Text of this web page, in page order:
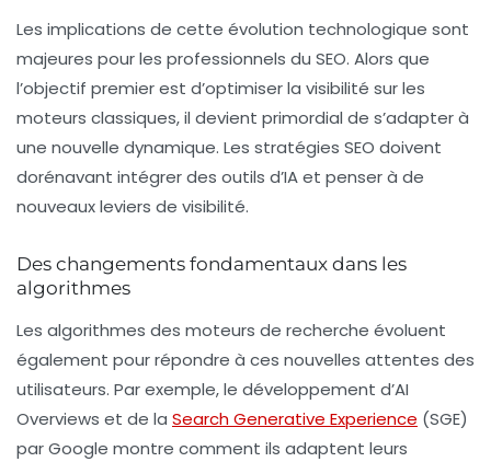
Les implications de cette évolution technologique sont
majeures pour les professionnels du SEO. Alors que
l’objectif premier est d’optimiser la visibilité sur les
moteurs classiques, il devient primordial de s’adapter à
une nouvelle dynamique. Les stratégies SEO doivent
dorénavant intégrer des outils d’IA et penser à de
nouveaux leviers de visibilité.
Des changements fondamentaux dans les
algorithmes
Les algorithmes des moteurs de recherche évoluent
également pour répondre à ces nouvelles attentes des
utilisateurs. Par exemple, le développement d’AI
Overviews et de la Search Generative Experience (SGE)
par Google montre comment ils adaptent leurs